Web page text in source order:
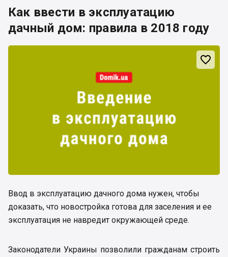
Как ввести в эксплуатацию
дачный дом: правила в 2018 году

Ввод в эксплуатацию дачного дома нужен, чтобы
доказать, что новостройка готова для заселения и ее
эксплуатация не навредит окружающей среде.
Законодатели Украины позволили гражданам строить